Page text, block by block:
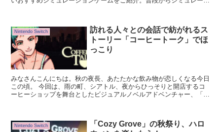
ックしてみてほしい…！面白いシミュレーションゲームは数あれど、
多すぎて何をプレイしようか迷っておられる方の助けになれれば幸い
だ。
Nintendo Switch
訪れる人々との会話で紡がれるス
トーリー「コーヒートーク」でほ
っこり
みなさんこんにちは。秋の夜長、あたたかな飲み物が恋しくなる今日
この頃。 今回は、雨の町、シアトル、夜からひっそりと開店するコ
ーヒーショップを舞台としたビジュアルノベルアドベンチャー、「コ
Nintendo Switch
「Cozy Grove」の秋祭り、ハロ